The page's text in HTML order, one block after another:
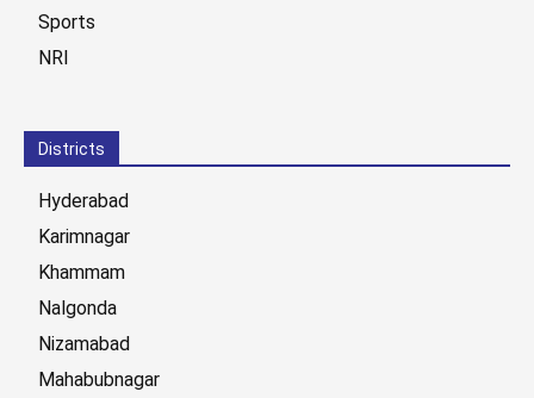
Sports
NRI
Districts
Hyderabad
Karimnagar
Khammam
Nalgonda
Nizamabad
Mahabubnagar